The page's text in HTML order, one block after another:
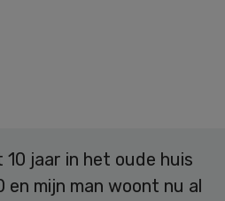
10 jaar in het oude huis
mijn man woont nu al